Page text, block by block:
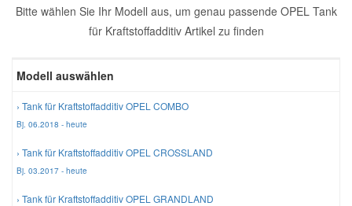
Bitte wählen Sie Ihr Modell aus, um genau passende OPEL Tank
für Kraftstoffadditiv Artikel zu finden
Modell auswählen
› Tank für Kraftstoffadditiv OPEL COMBO
Bj. 06.2018 - heute
› Tank für Kraftstoffadditiv OPEL CROSSLAND
Bj. 03.2017 - heute
› Tank für Kraftstoffadditiv OPEL GRANDLAND
Honda Ersatzteile
Hyundai Ersatzteile
Jeep Ersatzteile
Kia Ersatzteile